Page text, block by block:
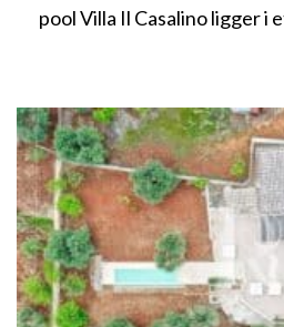
pool Villa Il Casalino ligger i